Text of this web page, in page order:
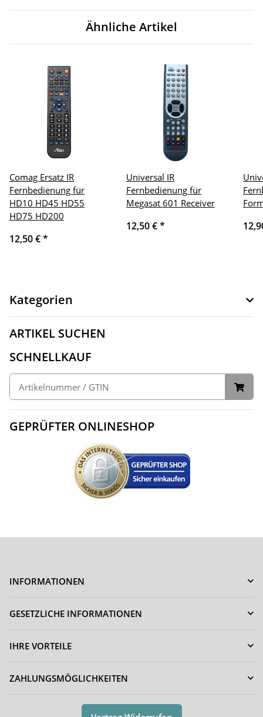
Ähnliche Artikel
Comag Ersatz IR
Fernbedienung für
HD10 HD45 HD55
HD75 HD200
12,50 €*
Universal IR
Fernbedienung für
Megasat 601 Receiver
12,50 €*
Kategorien
ARTIKEL SUCHEN
SCHNELLKAUF
GEPRÜFTER ONLINESHOP
INFORMATIONEN
GESETZLICHE INFORMATIONEN
IHRE VORTEILE
ZAHLUNGSMÖGLICHKEITEN